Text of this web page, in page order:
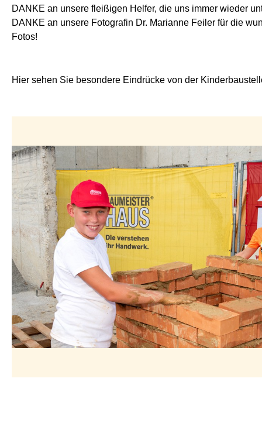
DANKE an unsere fleißigen Helfer, die uns immer wieder
DANKE an unsere Fotografin Dr. Marianne Feiler für die
Fotos!
Hier sehen Sie besondere Eindrücke von der